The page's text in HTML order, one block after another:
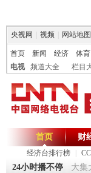
央视网
视频 网站地图
首页 新闻 经济 体育
电视
频道大全 栏目
首页
经济台排行榜
财
24小时播不停
[生财有道]大集